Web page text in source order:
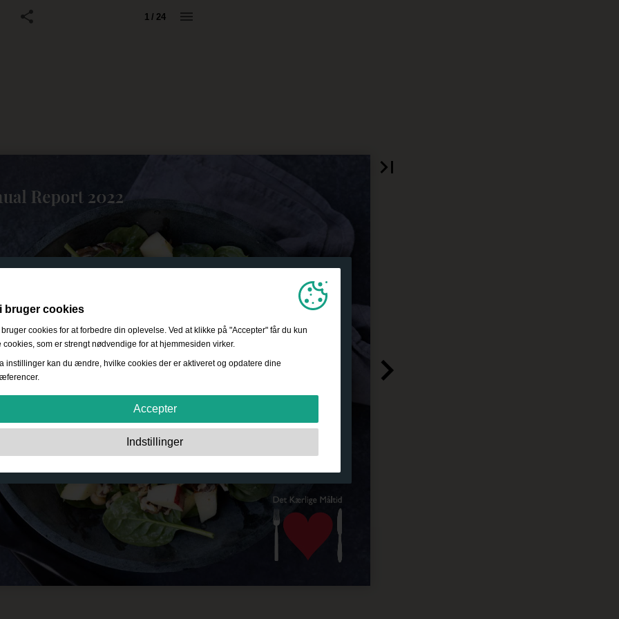
1 / 24
bruger cookies
cookies for at forbedre din oplevelse. Ved at klikke på "Accepter" får du kun
cookies, som er strengt nødvendige for at hjemmesiden virker.
instillinger kan du ændre, hvilke cookies der er aktiveret og opdatere dine
Accepter
Disse cookies er essentielle for at sikre grundlæggende
funktionalitet såsom navigation, adgang til sikret indhold samt at indkøbskurven
Disse cookies giver os mulighed for at tælle besøg og trafikkilder såvel
som hvordan webstedet bruges. Dette bruges til at forbedre ydelsen. Al information
er akkumuleret og derfor anonym.
Funktionalitet:
Disse cookies giver websitet mulighed for at tilbyde forbedrede
personlige indstillinger. F.eks. valg af tekststørrelse osv.
Disse cookies bruges til at levere annoncer, der er mere relevante for
Indstillinger